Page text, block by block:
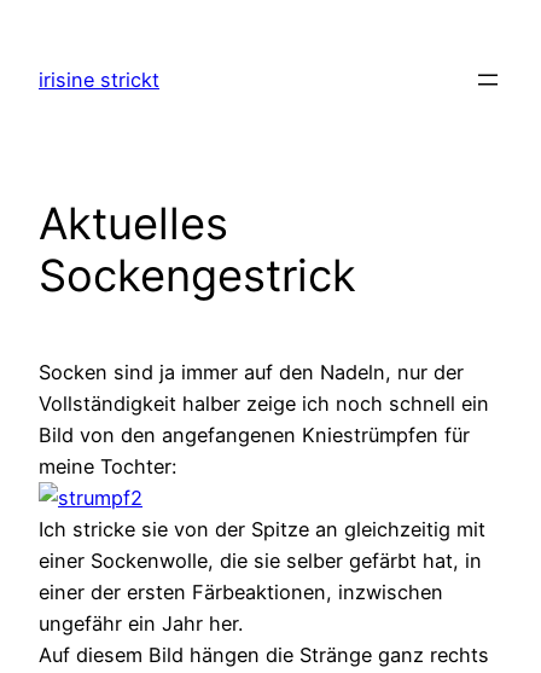
springen
irisine strickt
Aktuelles
Sockengestrick
Socken sind ja immer auf den Nadeln, nur der
Vollständigkeit halber zeige ich noch schnell ein
Bild von den angefangenen Kniestrümpfen für
meine Tochter:
Ich stricke sie von der Spitze an gleichzeitig mit
einer Sockenwolle, die sie selber gefärbt hat, in
einer der ersten Färbeaktionen, inzwischen
ungefähr ein Jahr her.
Auf diesem Bild hängen die Stränge ganz rechts